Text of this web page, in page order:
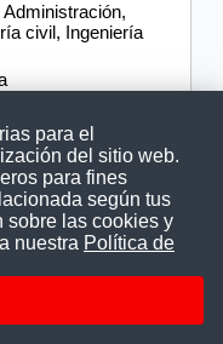
Administración,
civil, Ingeniería
12 -
Conductor,
2023
para el
del sitio web.
para fines
según tus
sobre las cookies y
nuestra Política de